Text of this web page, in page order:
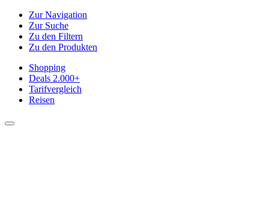
Zur Navigation
Zur Suche
Zu den Filtern
Zu den Produkten
Shopping
Deals 2.000+
Tarifvergleich
Reisen